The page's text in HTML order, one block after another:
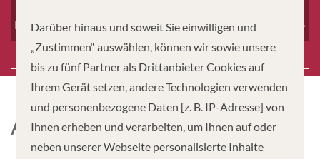
Reiseart
Suchen
AMALYRA
Darüber hinaus und soweit Sie einwilligen und
„Zustimmen“ auswählen, können wir sowie unsere
bis zu fünf Partner als Drittanbieter Cookies auf
Ihrem Gerät setzen, andere Technologien verwenden
und personenbezogene Daten [z. B. IP-Adresse] von
Ihnen erheben und verarbeiten, um Ihnen auf oder
neben unserer Webseite personalisierte Inhalte